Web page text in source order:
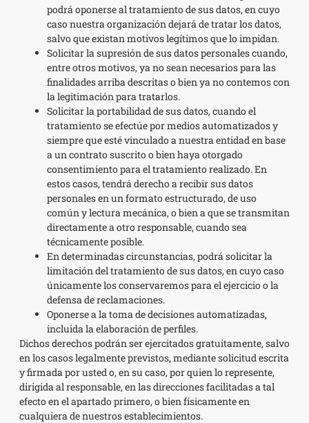
podrá oponerse al tratamiento de sus datos, en cuyo
caso nuestra organización dejará de tratar los datos,
salvo que existan motivos legítimos que lo impidan.
Solicitar la supresión de sus datos personales cuando,
entre otros motivos, ya no sean necesarios para las
finalidades arriba descritas o bien ya no contemos con
la legitimación para tratarlos.
Solicitar la portabilidad de sus datos, cuando el
tratamiento se efectúe por medios automatizados y
siempre que esté vinculado a nuestra entidad en base
a un contrato suscrito o bien haya otorgado
consentimiento para el tratamiento realizado. En
estos casos, tendrá derecho a recibir sus datos
personales en un formato estructurado, de uso
común y lectura mecánica, o bien a que se transmitan
directamente a otro responsable, cuando sea
técnicamente posible.
En determinadas circunstancias, podrá solicitar la
limitación del tratamiento de sus datos, en cuyo caso
únicamente los conservaremos para el ejercicio o la
defensa de reclamaciones.
Oponerse a la toma de decisiones automatizadas,
incluida la elaboración de perfiles.
Dichos derechos podrán ser ejercitados gratuitamente, salvo
en los casos legalmente previstos, mediante solicitud escrita
y firmada por usted o, en su caso, por quien lo represente,
dirigida al responsable, en las direcciones facilitadas a tal
efecto en el apartado primero, o bien físicamente en
cualquiera de nuestros establecimientos.